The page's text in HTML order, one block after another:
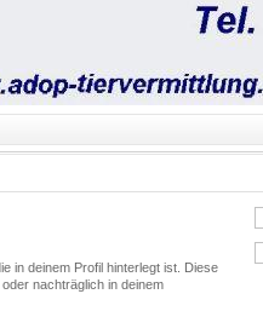
in deinem Profil hinterlegt ist. Diese
nachträglich in deinem